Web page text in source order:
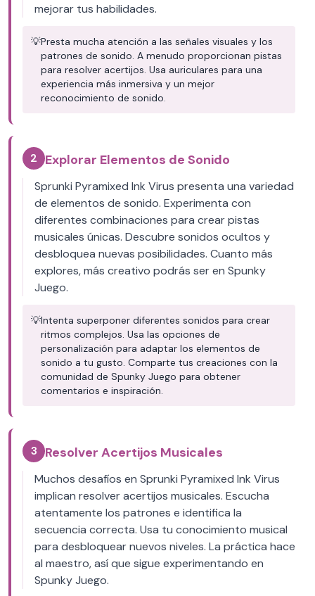
mejorar tus habilidades.
💡Presta mucha atención a las señales visuales y los
patrones de sonido. A menudo proporcionan pistas
para resolver acertijos. Usa auriculares para una
experiencia más inmersiva y un mejor
reconocimiento de sonido.
2 Explorar Elementos de Sonido
Sprunki Pyramixed Ink Virus presenta una variedad
de elementos de sonido. Experimenta con
diferentes combinaciones para crear pistas
musicales únicas. Descubre sonidos ocultos y
desbloquea nuevas posibilidades. Cuanto más
explores, más creativo podrás ser en Spunky
Juego.
💡Intenta superponer diferentes sonidos para crear
ritmos complejos. Usa las opciones de
personalización para adaptar los elementos de
sonido a tu gusto. Comparte tus creaciones con la
comunidad de Spunky Juego para obtener
comentarios e inspiración.
3 Resolver Acertijos Musicales
Muchos desafíos en Sprunki Pyramixed Ink Virus
implican resolver acertijos musicales. Escucha
atentamente los patrones e identifica la
secuencia correcta. Usa tu conocimiento musical
para desbloquear nuevos niveles. La práctica hace
al maestro, así que sigue experimentando en
Spunky Juego.